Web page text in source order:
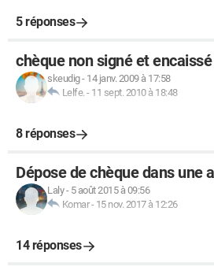
5 réponses
chèque non signé et encaissé
skeudig- 14 janv. 2009 à 17:58
Lelfe. - 11 sept. 2010 à 18:48
8 réponses
Dépose de chèque dans une
Laly- 5 août 2015 à 09:56
Komar- 15 nov. 2017 à 12:26
14 réponses